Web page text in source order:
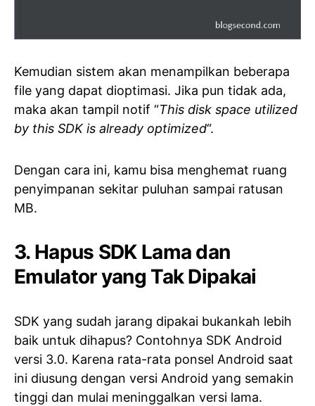
Kemudian sistem akan menampilkan beberapa
file yang dapat dioptimasi. Jika pun tidak ada,
maka akan tampil notif “This disk space utilized
by this SDK is already optimized“.
Dengan cara ini, kamu bisa menghemat ruang
penyimpanan sekitar puluhan sampai ratusan
MB.
3. Hapus SDK Lama dan
Emulator yang Tak Dipakai
SDK yang sudah jarang dipakai bukankah lebih
baik untuk dihapus? Contohnya SDK Android
versi 3.0. Karena rata-rata ponsel Android saat
ini diusung dengan versi Android yang semakin
tinggi dan mulai meninggalkan versi lama.